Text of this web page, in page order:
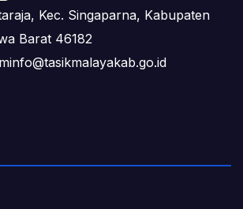
Kec. Singaparna, Kabupaten
Barat 46182